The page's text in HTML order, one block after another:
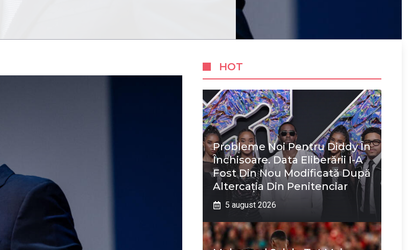
HOT
Probleme Noi Pentru Diddy În
Închisoare. Data Eliberării I-A
Fost Din Nou Modificată După
Altercația Din Penitenciar
5 august 2026